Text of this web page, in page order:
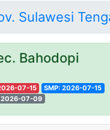
Sulawesi
Bahodopi
07-15
SMP: 2026-07-15
2026-07-09